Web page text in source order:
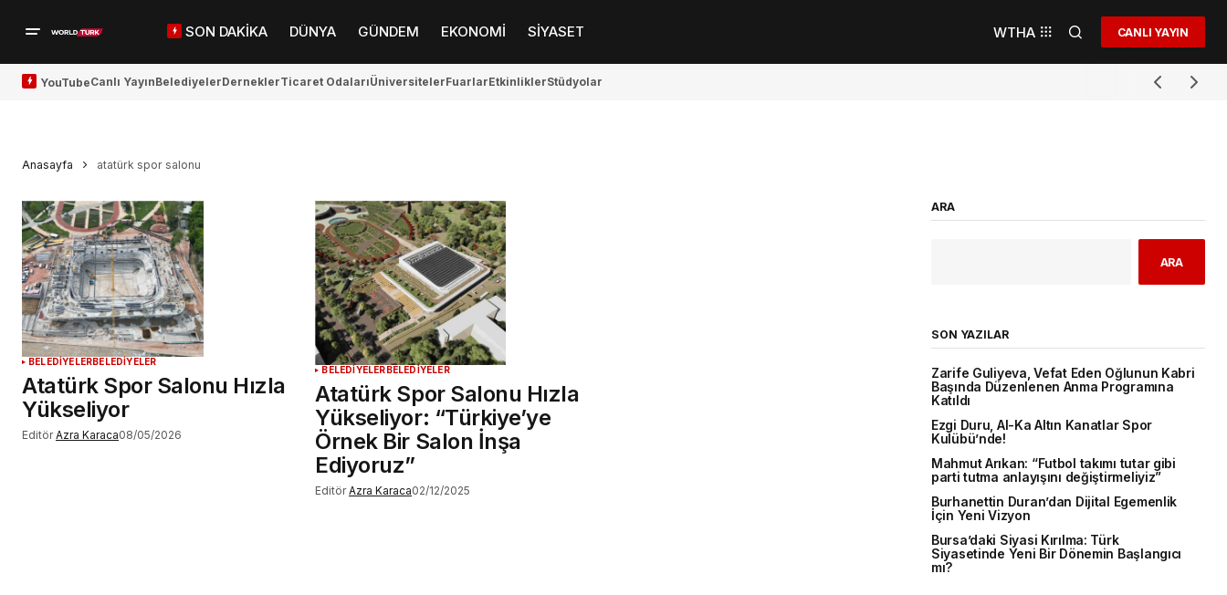
SON DAKİKA DÜNYA GÜNDEM EKONOMİ SİYASET WTHA CANLI YAYIN
YouTubeCanlı YayınBelediyelerDerneklerTicaret OdalarıÜniversitelerFuarlarEtkinliklerStüdyolar
Anasayfa atatürk spor salonu
BELEDİYELERBELEDİYELER
Atatürk Spor Salonu Hızla
Yükseliyor
Editör Azra Karaca08/05/2026
BELEDİYELERBELEDİYELER
Atatürk Spor Salonu Hızla
Yükseliyor: “Türkiye’ye
Örnek Bir Salon İnşa
Ediyoruz”
Editör Azra Karaca02/12/2025
ARA
ARA
SON YAZILAR
Zarife Guliyeva, Vefat Eden Oğlunun Kabri
Başında Düzenlenen Anma Programına
Katıldı
Ezgi Duru, Al-Ka Altın Kanatlar Spor
Kulübü’nde!
Mahmut Arıkan: “Futbol takımı tutar gibi
parti tutma anlayışını değiştirmeliyiz”
Burhanettin Duran’dan Dijital Egemenlik
İçin Yeni Vizyon
Bursa’daki Siyasi Kırılma: Türk
Siyasetinde Yeni Bir Dönemin Başlangıcı
mı?